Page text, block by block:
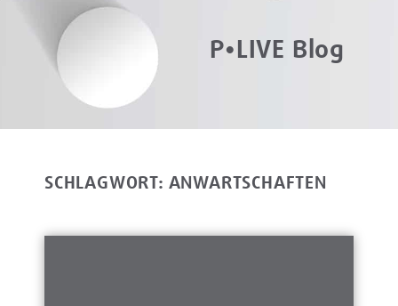
P•LIVE Blog
SCHLAGWORT: ANWARTSCHAFTEN